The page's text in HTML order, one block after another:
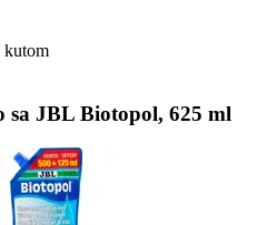
kutom
sa JBL Biotopol, 625 ml